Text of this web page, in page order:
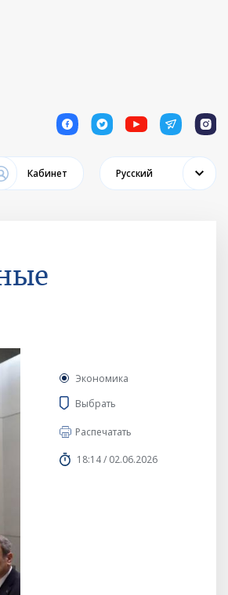
1 1 1 1 1
Кабинет Русский
Экономика
Выбрать
Распечатать
18:14 / 02.06.2026